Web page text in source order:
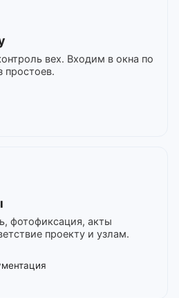
вех. Входим в окна по
простоев.
фотофиксация, акты
проекту и узлам.